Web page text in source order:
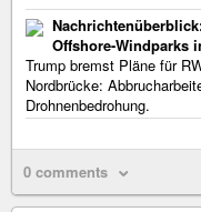
Offshore-Windparks
Trump bremst Pläne für
Nordbrücke:
Drohnenbedrohung.
0 comments